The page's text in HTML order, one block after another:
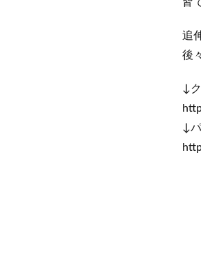
皆
追
後
↓
↓